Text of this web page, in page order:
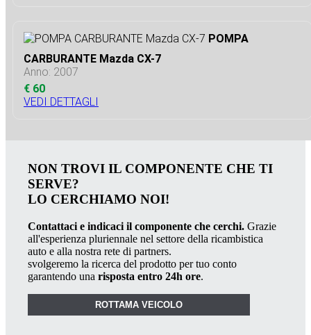
POMPA
CARBURANTE Mazda CX-7
Anno: 2007
€ 60
VEDI DETTAGLI
NON TROVI IL COMPONENTE CHE TI
SERVE?
LO CERCHIAMO NOI!
Contattaci e indicaci il componente che cerchi. Grazie
all'esperienza pluriennale nel settore della ricambistica
auto e alla nostra rete di partners.
svolgeremo la ricerca del prodotto per tuo conto
garantendo una risposta entro 24h ore.
ROTTAMA VEICOLO